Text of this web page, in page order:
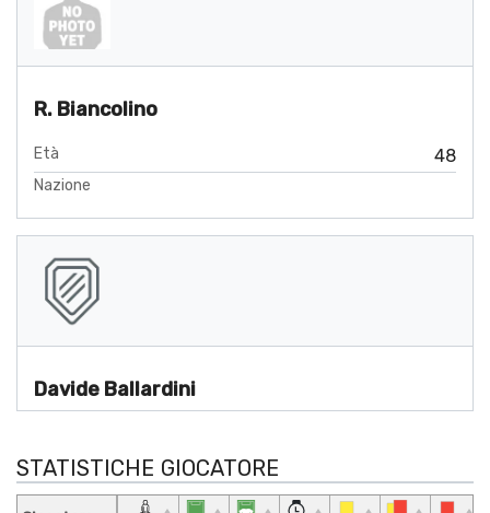
R. Biancolino
Età 48
Nazione
Davide Ballardini
STATISTICHE GIOCATORE